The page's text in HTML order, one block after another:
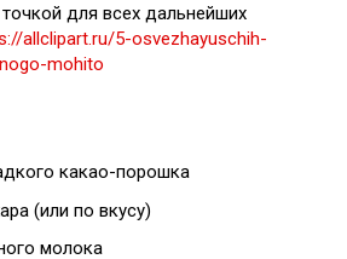
для всех дальнейших
allclipart.ru/5-osvezhayuschih-
mohito
какао-порошка
(или по вкусу)
молока